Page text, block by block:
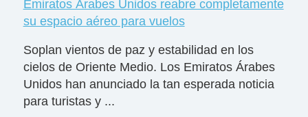
Emiratos Árabes Unidos reabre completamente
su espacio aéreo para vuelos
Soplan vientos de paz y estabilidad en los
cielos de Oriente Medio. Los Emiratos Árabes
Unidos han anunciado la tan esperada noticia
para turistas y ...